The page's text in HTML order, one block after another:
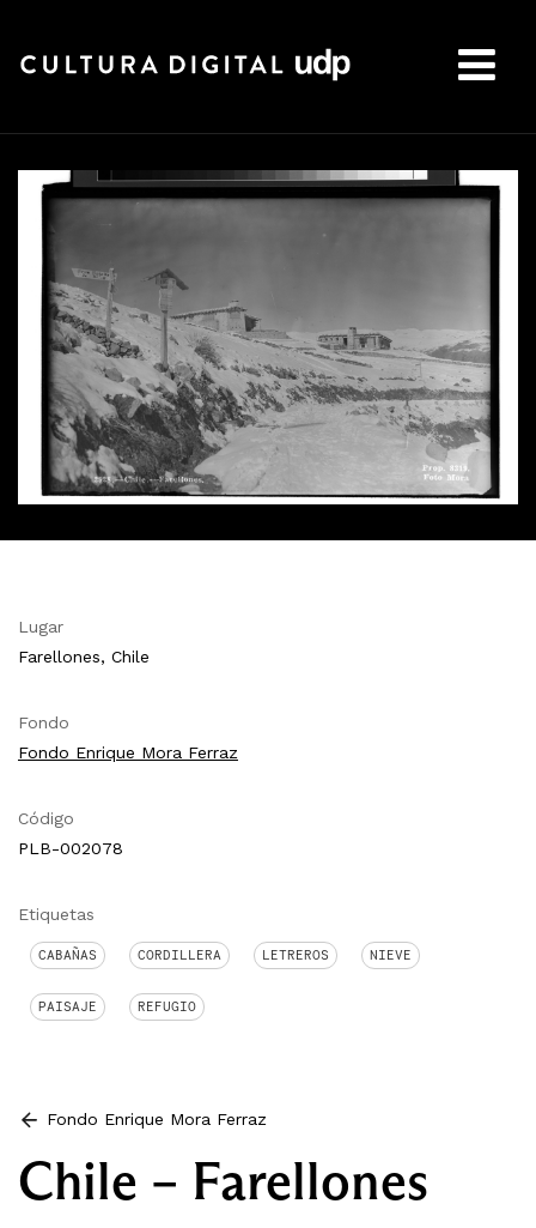
Lugar
Farellones, Chile
Fondo
Fondo Enrique Mora Ferraz
Código
PLB-002078
Etiquetas
CABAÑAS CORDILLERA LETREROS NIEVE
PAISAJE REFUGIO
Fondo Enrique Mora Ferraz
Chile – Farellones